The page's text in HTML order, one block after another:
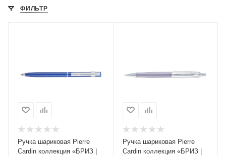
ФИЛЬТР
Ручка шариковая Pierre
Cardin коллекция «БРИЗ |
Ручка шариковая Pierre
Cardin коллекция «БРИЗ |